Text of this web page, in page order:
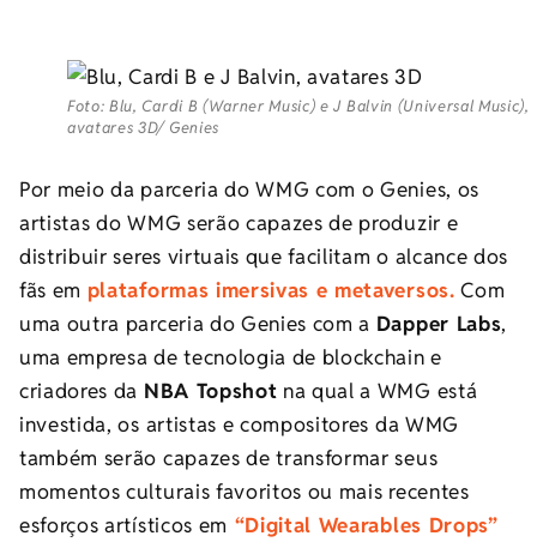
Foto: Blu, Cardi B (Warner Music) e J Balvin (Universal Music),
avatares 3D/ Genies
Por meio da parceria do WMG com o Genies, os
artistas do WMG serão capazes de produzir e
distribuir seres virtuais que facilitam o alcance dos
fãs em plataformas imersivas e metaversos. Com
uma outra parceria do Genies com a Dapper Labs,
uma empresa de tecnologia de blockchain e
criadores da NBA Topshot na qual a WMG está
investida, os artistas e compositores da WMG
também serão capazes de transformar seus
momentos culturais favoritos ou mais recentes
esforços artísticos em “Digital Wearables Drops”